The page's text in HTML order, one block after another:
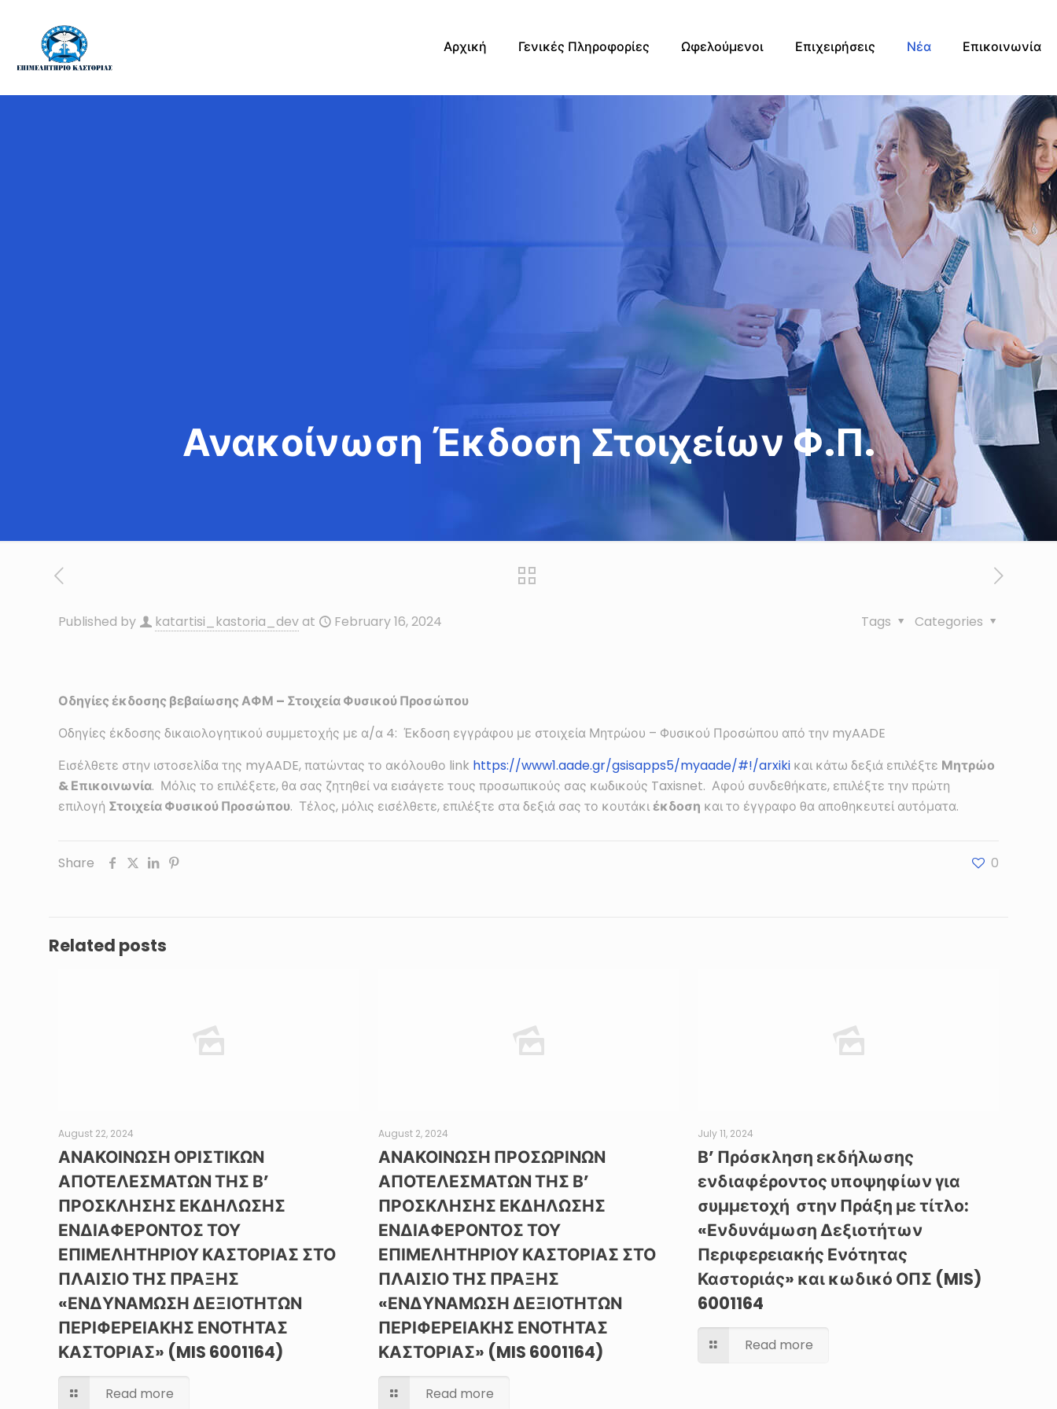
Αρχική Γενικές Πληροφορίες Ωφελούμενοι Επιχειρήσεις Νέα Επικοινωνία
Ανακοίνωση Έκδοση Στοιχείων Φ.Π.
Published by katartisi_kastoria_devat February 16, 2024 Categories
Tags
Οδηγίες έκδοσης βεβαίωσης ΑΦΜ – Στοιχεία Φυσικού Προσώπου
Οδηγίες έκδοσης δικαιολογητικού συμμετοχής με α/α 4: Έκδοση εγγράφου με στοιχεία Μητρώου – Φυσικού Προσώπου από την myAADE
Εισέλθετε στην ιστοσελίδα της myAADE, πατώντας το ακόλουθο link https://www1.aade.gr/gsisapps5/myaade/#!/arxiki και κάτω δεξιά επιλέξτε Μητρώο
& Επικοινωνία. Μόλις το επιλέξετε, θα σας ζητηθεί να εισάγετε τους προσωπικούς σας κωδικούς Taxisnet. Αφού συνδεθήκατε, επιλέξτε την πρώτη
επιλογή Στοιχεία Φυσικού Προσώπου. Τέλος, μόλις εισέλθετε, επιλέξτε στα δεξιά σας το κουτάκιέκδοση και το έγγραφο θα αποθηκευτεί αυτόματα.
Share 0
Related posts
August 22, 2024
ΑΝΑΚΟΙΝΩΣΗ ΟΡΙΣΤΙΚΩΝ
ΑΠΟΤΕΛΕΣΜΑΤΩΝ ΤΗΣ Β’
ΠΡΟΣΚΛΗΣΗΣ ΕΚΔΗΛΩΣΗΣ
ΕΝΔΙΑΦΕΡΟΝΤΟΣ ΤΟΥ
ΕΠΙΜΕΛΗΤΗΡΙΟΥ ΚΑΣΤΟΡΙΑΣ ΣΤΟ
ΠΛΑΙΣΙΟ ΤΗΣ ΠΡΑΞΗΣ
«ΕΝΔΥΝΑΜΩΣΗ ΔΕΞΙΟΤΗΤΩΝ
ΠΕΡΙΦΕΡΕΙΑΚΗΣ ΕΝΟΤΗΤΑΣ
ΚΑΣΤΟΡΙΑΣ» (MIS 6001164)
Read more
August 2, 2024
ΑΝΑΚΟΙΝΩΣΗ ΠΡΟΣΩΡΙΝΩΝ
ΑΠΟΤΕΛΕΣΜΑΤΩΝ ΤΗΣ Β’
ΠΡΟΣΚΛΗΣΗΣ ΕΚΔΗΛΩΣΗΣ
ΕΝΔΙΑΦΕΡΟΝΤΟΣ ΤΟΥ
ΕΠΙΜΕΛΗΤΗΡΙΟΥ ΚΑΣΤΟΡΙΑΣ ΣΤΟ
ΠΛΑΙΣΙΟ ΤΗΣ ΠΡΑΞΗΣ
«ΕΝΔΥΝΑΜΩΣΗ ΔΕΞΙΟΤΗΤΩΝ
ΠΕΡΙΦΕΡΕΙΑΚΗΣ ΕΝΟΤΗΤΑΣ
ΚΑΣΤΟΡΙΑΣ» (MIS 6001164)
Read more
July 11, 2024
Β’ Πρόσκληση εκδήλωσης
ενδιαφέροντος υποψηφίων για
συμμετοχή στην Πράξη με τίτλο:
«Ενδυνάμωση Δεξιοτήτων
Περιφερειακής Ενότητας
Καστοριάς» και κωδικό ΟΠΣ (MIS)
6001164
Read more